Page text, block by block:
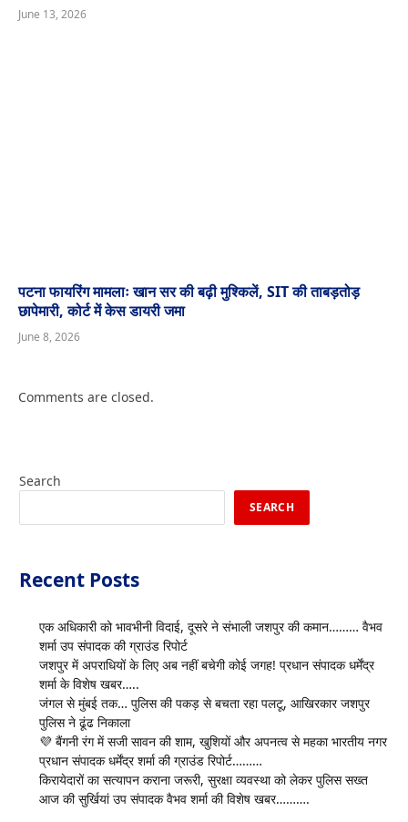
June 13, 2026
पटना फायरिंग मामलाः खान सर की बढ़ी मुश्किलें, SIT की ताबड़तोड़
छापेमारी, कोर्ट में केस डायरी जमा
June 8, 2026
Comments are closed.
Search
SEARCH
Recent Posts
एक अधिकारी को भावभीनी विदाई, दूसरे ने संभाली जशपुर की कमान……… वैभव
शर्मा उप संपादक की ग्राउंड रिपोर्ट
जशपुर में अपराधियों के लिए अब नहीं बचेगी कोई जगह! प्रधान संपादक धर्मेंद्र
शर्मा के विशेष खबर…..
जंगल से मुंबई तक… पुलिस की पकड़ से बचता रहा पलटू, आखिरकार जशपुर
पुलिस ने ढूंढ निकाला
💜 बैंगनी रंग में सजी सावन की शाम, खुशियों और अपनत्व से महका भारतीय नगर
प्रधान संपादक धर्मेंद्र शर्मा की ग्राउंड रिपोर्ट………
किरायेदारों का सत्यापन कराना जरूरी, सुरक्षा व्यवस्था को लेकर पुलिस सख्त
आज की सुर्खियां उप संपादक वैभव शर्मा की विशेष खबर……….